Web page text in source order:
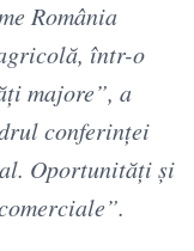
România
într-o
majore”, a
conferinței
Oportunități și